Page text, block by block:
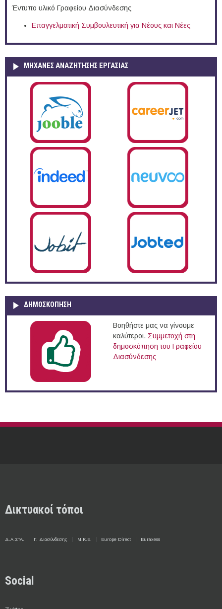
Έντυπο υλικό Γραφείου Διασύνδεσης
Επαγγελματική Συμβουλευτική για Νέους και Νέες
ΜΗΧΑΝΕΣ ΑΝΑΖΗΤΗΣΗΣ ΕΡΓΑΣΙΑΣ
ΔΗΜΟΣΚΌΠΗΣΗ
Βοηθήστε μας να γίνουμε
καλύτεροι. Συμμετοχή στη
δημοσκόπηση του Γραφείου
Διασύνδεσης
Δικτυακοί τόποι
Δ.Α.ΣΤΑ. Γ. Διασύνδεσης Μ.Κ.Ε. Europe Direct Euraxess
Social